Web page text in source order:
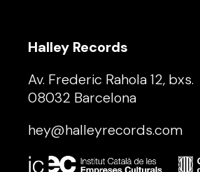
Halley Records
Av. Frederic Rahola 12, bxs.
08032 Barcelona
hey@halleyrecords.com